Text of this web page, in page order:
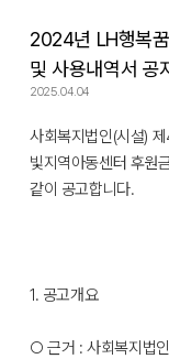
2024년 LH행복
및 사용내역서 공
2025.04.04
사회복지법인(시설)
빛지역아동센터 후원
같이 공고합니다.
1. 공고개요
○ 근거 : 사회복지법